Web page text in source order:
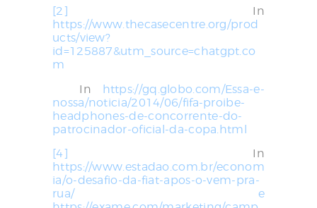
[2]
In
https://www.thecasecentre.org/prod
ucts/view?
id=125887&utm_source=chatgpt.co
m
In
https://gq.globo.com/Essa-e-
nossa/noticia/2014/06/fifa-proibe-
headphones-de-concorrente-do-
patrocinador-oficial-da-copa.html
[4]
In
https://www.estadao.com.br/econom
ia/o-desafio-da-fiat-apos-o-vem-pra-
rua/e